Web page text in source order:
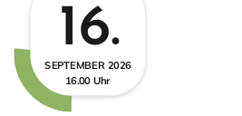
16.
SEPTEMBER 2026
16.00 Uhr